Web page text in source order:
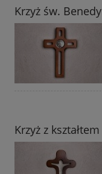
Krzyż św.
Krzyż z